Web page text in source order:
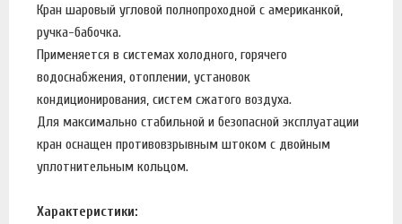
Кран шаровый угловой полнопроходной с американкой,
ручка-бабочка.
Применяется в системах холодного, горячего
водоснабжения, отоплении, установок
кондиционирования, систем сжатого воздуха.
Для максимально стабильной и безопасной эксплуатации
кран оснащен противовзрывным штоком с двойным
уплотнительным кольцом.
Характеристики: